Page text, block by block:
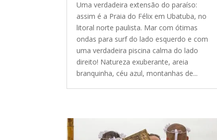
Uma verdadeira extensão do paraíso:
assim é a Praia do Félix em Ubatuba, no
litoral norte paulista. Mar com ótimas
ondas para surf do lado esquerdo e com
uma verdadeira piscina calma do lado
direito! Natureza exuberante, areia
branquinha, céu azul, montanhas de...